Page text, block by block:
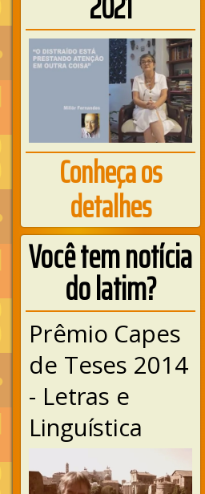
Conheça os
detalhes
Você tem notícia
do latim?
Prêmio Capes
de Teses 2014
- Letras e
Linguística